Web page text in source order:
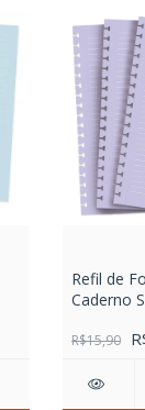
Refil de
Caderno
R$15,90